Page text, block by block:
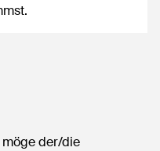
möge der/die